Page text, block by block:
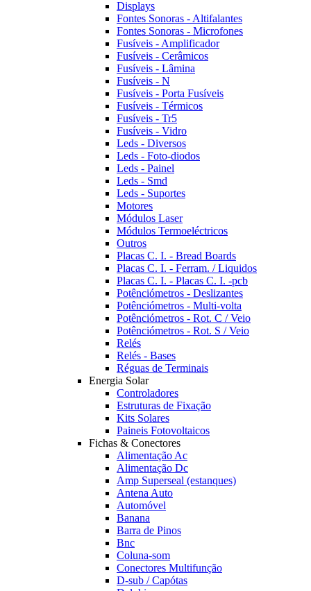
Displays
Fontes Sonoras - Altifalantes
Fontes Sonoras - Microfones
Fusíveis - Amplificador
Fusíveis - Cerâmicos
Fusíveis - Lâmina
Fusíveis - N
Fusíveis - Porta Fusíveis
Fusíveis - Térmicos
Fusíveis - Tr5
Fusíveis - Vidro
Leds - Diversos
Leds - Foto-diodos
Leds - Painel
Leds - Smd
Leds - Suportes
Motores
Módulos Laser
Módulos Termoeléctricos
Outros
Placas C. I. - Bread Boards
Placas C. I. - Ferram. / Liquidos
Placas C. I. - Placas C. I. -pcb
Potênciómetros - Deslizantes
Potênciómetros - Multi-volta
Potênciómetros - Rot. C / Veio
Potênciómetros - Rot. S / Veio
Relés
Relés - Bases
Réguas de Terminais
Energia Solar
Controladores
Estruturas de Fixação
Kits Solares
Paineis Fotovoltaicos
Fichas & Conectores
Alimentação Ac
Alimentação Dc
Amp Superseal (estanques)
Antena Auto
Automóvel
Banana
Barra de Pinos
Bnc
Coluna-som
Conectores Multifunção
D-sub / Capótas